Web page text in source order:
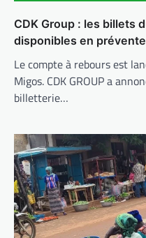
CDK Group : les billets
disponibles en prévente
Le compte à rebours est
Migos. CDK GROUP a
billetterie…